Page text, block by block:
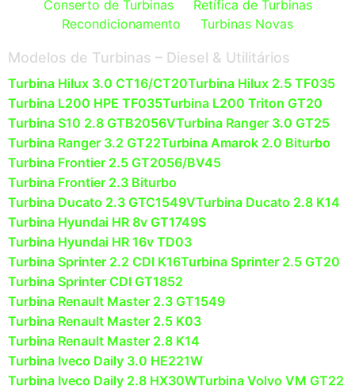
Conserto de Turbinas
Retífica de Turbinas
Recondicionamento
Turbinas Novas
Modelos de Turbinas – Diesel & Utilitários
Turbina Hilux 3.0 CT16/CT20Turbina Hilux 2.5 TF035
Turbina L200 HPE TF035Turbina L200 Triton GT20
Turbina S10 2.8 GTB2056VTurbina Ranger 3.0 GT25
Turbina Ranger 3.2 GT22Turbina Amarok 2.0 Biturbo
Turbina Frontier 2.5 GT2056/BV45
Turbina Frontier 2.3 Biturbo
Turbina Ducato 2.3 GTC1549VTurbina Ducato 2.8 K14
Turbina Hyundai HR 8v GT1749S
Turbina Hyundai HR 16v TD03
Turbina Sprinter 2.2 CDI K16Turbina Sprinter 2.5 GT20
Turbina Sprinter CDI GT1852
Turbina Renault Master 2.3 GT1549
Turbina Renault Master 2.5 K03
Turbina Renault Master 2.8 K14
Turbina Iveco Daily 3.0 HE221W
Turbina Iveco Daily 2.8 HX30WTurbina Volvo VM GT22